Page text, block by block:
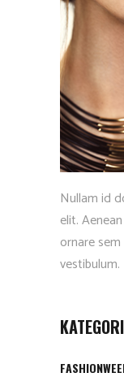
Nullam id
elit.
ornare
vestibulum.